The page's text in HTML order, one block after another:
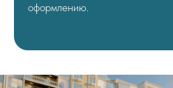
оформлению.